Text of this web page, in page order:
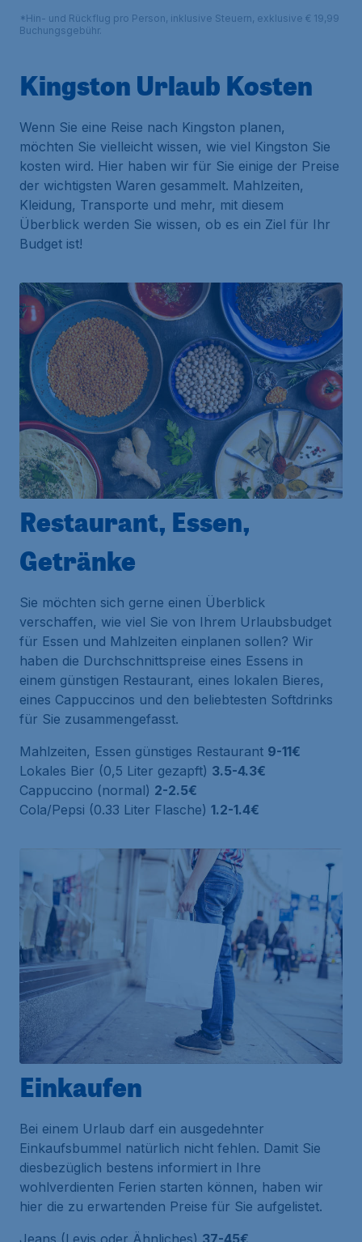
*Hin- und Rückflug pro Person, inklusive Steuern, exklusive € 19,99
Buchungsgebühr.
Kingston Urlaub Kosten
Wenn Sie eine Reise nach Kingston planen,
möchten Sie vielleicht wissen, wie viel Kingston Sie
kosten wird. Hier haben wir für Sie einige der Preise
der wichtigsten Waren gesammelt. Mahlzeiten,
Kleidung, Transporte und mehr, mit diesem
Überblick werden Sie wissen, ob es ein Ziel für Ihr
Budget ist!
Restaurant, Essen,
Getränke
Sie möchten sich gerne einen Überblick
verschaffen, wie viel Sie von Ihrem Urlaubsbudget
für Essen und Mahlzeiten einplanen sollen? Wir
haben die Durchschnittspreise eines Essens in
einem günstigen Restaurant, eines lokalen Bieres,
eines Cappuccinos und den beliebtesten Softdrinks
für Sie zusammengefasst.
Mahlzeiten, Essen günstiges Restaurant 9-11€
Lokales Bier (0,5 Liter gezapft) 3.5-4.3€
Cappuccino (normal) 2-2.5€
Cola/Pepsi (0.33 Liter Flasche) 1.2-1.4€
Einkaufen
Bei einem Urlaub darf ein ausgedehnter
Einkaufsbummel natürlich nicht fehlen. Damit Sie
diesbezüglich bestens informiert in Ihre
wohlverdienten Ferien starten können, haben wir
hier die zu erwartenden Preise für Sie aufgelistet.